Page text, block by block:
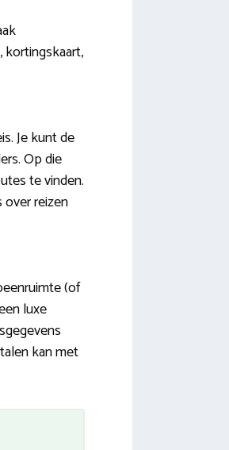
Je kunt de
Op die
te vinden.
reizen
(of
luxe
kan met